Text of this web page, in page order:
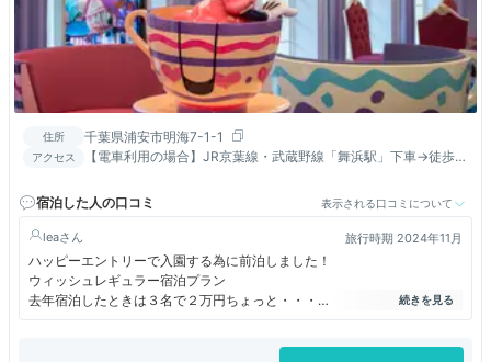
住所 千葉県浦安市明海7-1-1
アクセス
【電車利用の場合】JR京葉線・武蔵野線「舞浜駅」下車→徒歩約
り無料シャトルバスにて約20分(※一部所要時間の異なる便あり)
【マイカー利用の場合】首都高速湾岸線「浦安出口」より約15分
【空港利用の場合】「羽田空港」より新浦安エリア行きのバスで
約60分
宿泊した人の口コミ 表示される口コミについて
lea 旅行時期 2024年11月
ハッピーエントリーで入園する為に前泊しました！
ウィッシュレギュラー宿泊プラン
去年宿泊したときは３名で２万円ちょっと・・・
今回は４万４千円（汗）